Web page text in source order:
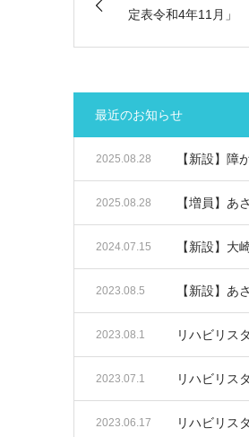
定表令和4年11月」
最近のお知らせ
【新設】障
2025.08.28
【増員】あ
2025.08.28
【新設】大
2024.07.15
【新設】あ
2023.08.5
リハビリス
2023.08.1
リハビリス
2023.07.1
リハビリス
2023.06.17